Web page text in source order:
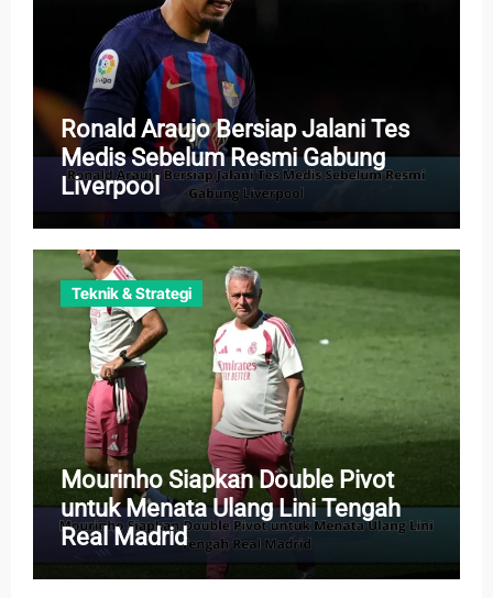
Ronald Araujo Bersiap Jalani Tes
Medis Sebelum Resmi Gabung
Liverpool
Teknik & Strategi
Mourinho Siapkan Double Pivot
untuk Menata Ulang Lini Tengah
Real Madrid